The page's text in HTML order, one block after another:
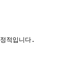
적입니다.